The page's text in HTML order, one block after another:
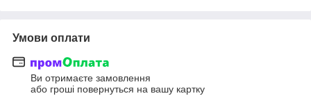
Умови оплати
Ви отримаєте замовлення
або гроші повернуться на вашу картку